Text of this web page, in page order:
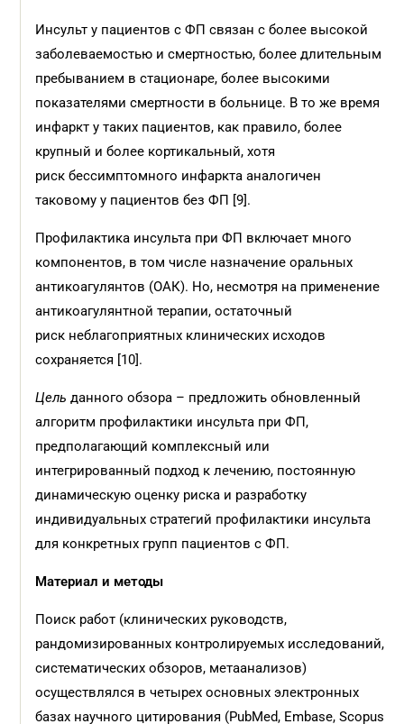
Инсульт у пациентов с ФП связан с более высокой
заболеваемостью и смертностью, более длительным
пребыванием в стационаре, более высокими
показателями смертности в больнице. В то же время
инфаркт у таких пациентов, как правило, более
крупный и более кортикальный, хотя
риск бессимптомного инфаркта аналогичен
таковому у пациентов без ФП [9].
Профилактика инсульта при ФП включает много
компонентов, в том числе назначение оральных
антикоагулянтов (ОАК). Но, несмотря на применение
антикоагулянтной терапии, остаточный
риск неблагоприятных клинических исходов
сохраняется [10].
Цель данного обзора – предложить обновленный
алгоритм профилактики инсульта при ФП,
предполагающий комплексный или
интегрированный подход к лечению, постоянную
динамическую оценку риска и разработку
индивидуальных стратегий профилактики инсульта
для конкретных групп пациентов с ФП.
Материал и методы
Поиск работ (клинических руководств,
рандомизированных контролируемых исследований,
систематических обзоров, метаанализов)
осуществлялся в четырех основных электронных
базах научного цитирования (PubMed, Embase, Scopus